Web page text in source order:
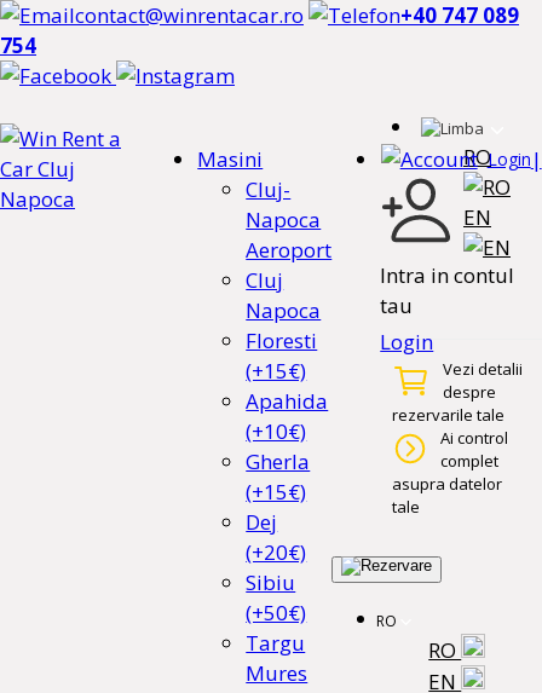
contact@winrentacar.ro
+40 747 089
754
RO
EN
Masini
Cluj-
Napoca
Aeroport
Cluj
Napoca
Floresti
(+15€)
Apahida
(+10€)
Gherla
(+15€)
Dej
(+20€)
Sibiu
(+50€)
Targu
Mures
Login |
Intra in contul
tau
Login
Vezi detalii
despre
rezervarile tale
Ai control
complet
asupra datelor
tale
RO
RO
EN